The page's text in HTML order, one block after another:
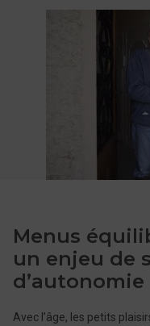
Menus
un enjeu de
d’autonomie
Avec l’âge, les petits